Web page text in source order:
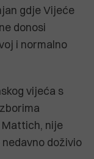
gdje Vijeće
donosi
i normalno
vijeća s
Mattich, nije
doživio